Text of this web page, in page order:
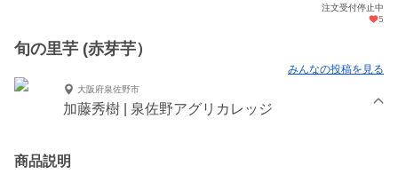
注文受付停止中
5
旬の里芋 (赤芽芋）
みんなの投稿を見る
大阪府泉佐野市
加藤秀樹 | 泉佐野アグリカレッジ
商品説明